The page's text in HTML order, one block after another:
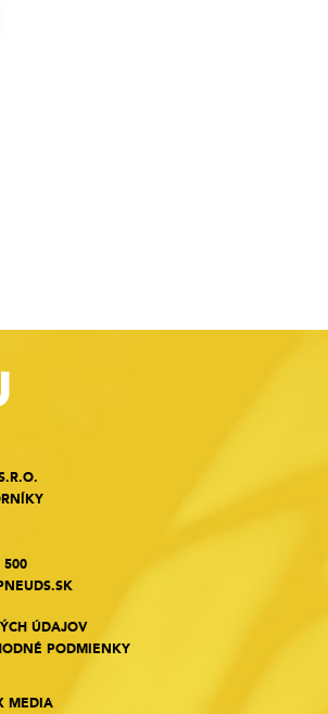
500
ÚDAJOV
PODMIENKY
MEDIA